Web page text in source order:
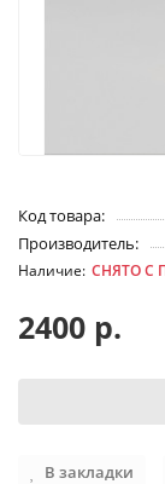
Код товара:
Производитель:
СНЯТО С
2400 р.
В закладки